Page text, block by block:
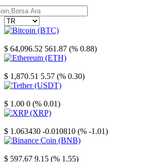
$ 64,096.52 561.87 (% 0.88)
$ 1,870.51 5.57 (% 0.30)
$ 1.00 0 (% 0.01)
$ 1.063430 -0.010810 (% -1.01)
$ 597.67 9.15 (% 1.55)